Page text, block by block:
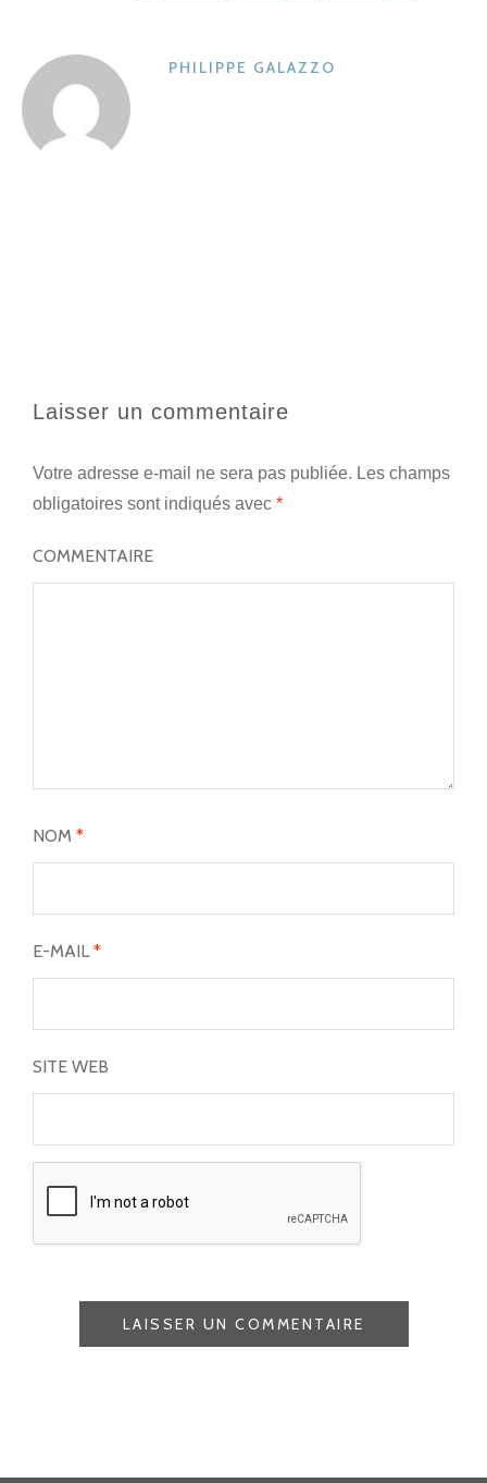
PHILIPPE GALAZZO
Laisser un commentaire
Votre adresse e-mail ne sera pas publiée. Les champs
obligatoires sont indiqués avec *
COMMENTAIRE
NOM *
E-MAIL*
SITE WEB